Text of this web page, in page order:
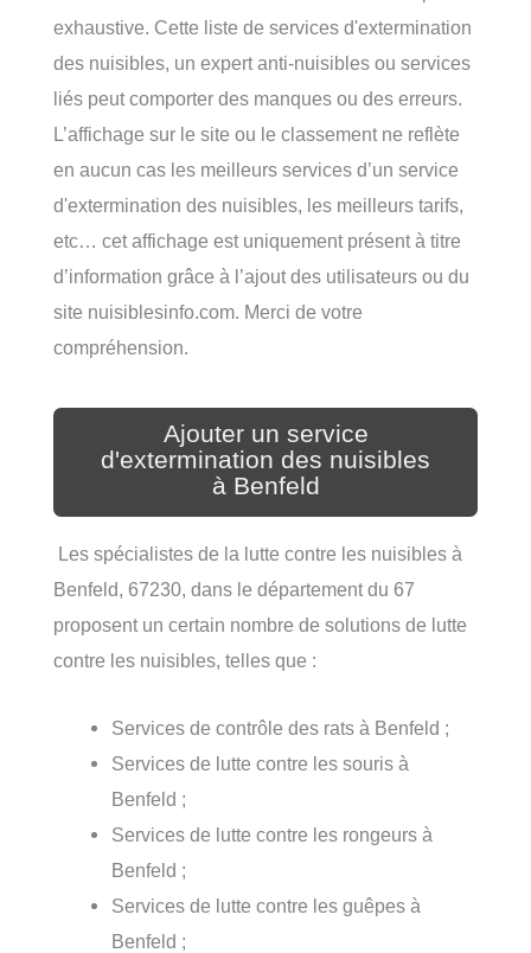
exhaustive. Cette liste de services d'extermination
des nuisibles, un expert anti-nuisibles ou services
liés peut comporter des manques ou des erreurs.
L’affichage sur le site ou le classement ne reflète
en aucun cas les meilleurs services d’un service
d'extermination des nuisibles, les meilleurs tarifs,
etc… cet affichage est uniquement présent à titre
d’information grâce à l’ajout des utilisateurs ou du
site nuisiblesinfo.com. Merci de votre
compréhension.
Ajouter un service
d'extermination des nuisibles
à Benfeld
Les spécialistes de la lutte contre les nuisibles à
Benfeld, 67230, dans le département du 67
proposent un certain nombre de solutions de lutte
contre les nuisibles, telles que :
Services de contrôle des rats à Benfeld ;
Services de lutte contre les souris à
Benfeld ;
Services de lutte contre les rongeurs à
Benfeld ;
Services de lutte contre les guêpes à
Benfeld ;